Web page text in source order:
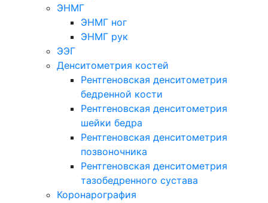
ЭНМГ
ЭНМГ ног
ЭНМГ рук
ЭЭГ
Денситометрия костей
Рентгеновская денситометрия
бедренной кости
Рентгеновская денситометрия
шейки бедра
Рентгеновская денситометрия
позвоночника
Рентгеновская денситометрия
тазобедренного сустава
Коронарография